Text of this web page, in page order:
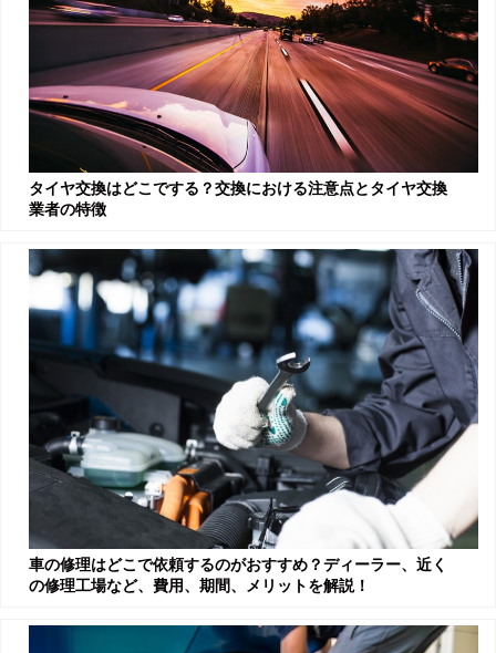
タイヤ交換はどこでする？交換における注意点とタイヤ交換
業者の特徴
車の修理はどこで依頼するのがおすすめ？ディーラー、近く
の修理工場など、費用、期間、メリットを解説！